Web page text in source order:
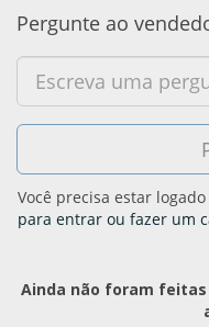
Pergunte ao
Você precisa estar
para entrar ou fazer um
Ainda não foram